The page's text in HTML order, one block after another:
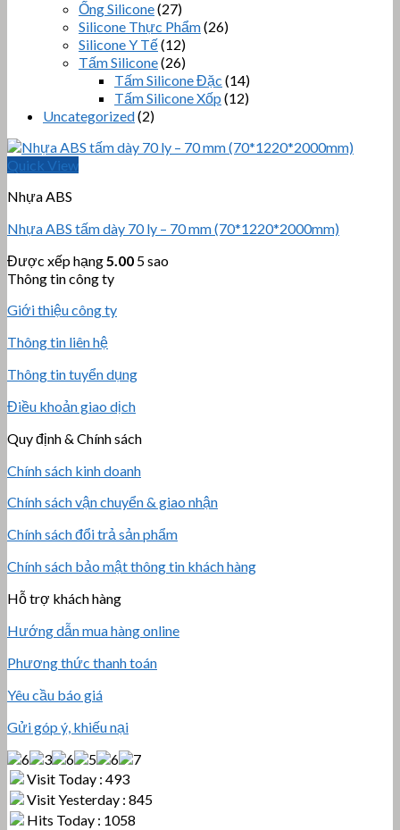
Ống Silicone(27)
Silicone Thực Phẩm(26)
Silicone Y Tế(12)
Tấm Silicone(26)
Tấm Silicone Đặc (14)
Tấm Silicone Xốp (12)
Uncategorized(2)
Quick View
Nhựa ABS
Nhựa ABS tấm dày 70 ly – 70 mm (70*1220*2000mm)
Được xếp hạng5.00 5 sao
Thông tin công ty
Giới thiệu công ty
Thông tin liên hệ
Thông tin tuyển dụng
Điều khoản giao dịch
Quy định & Chính sách
Chính sách kinh doanh
Chính sách vận chuyển & giao nhận
Chính sách đổi trả sản phẩm
Chính sách bảo mật thông tin khách hàng
Hỗ trợ khách hàng
Hướng dẫn mua hàng online
Phương thức thanh toán
Yêu cầu báo giá
Gửi góp ý, khiếu nại
Visit Today : 493
Visit Yesterday : 845
Hits Today : 1058